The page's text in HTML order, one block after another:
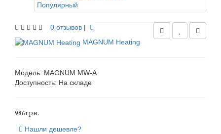
Популярный
0 отзывов |
MAGNUM Heating
Модель: MAGNUM МW-А
Доступность: На складе
986грн.
Нашли дешевле?